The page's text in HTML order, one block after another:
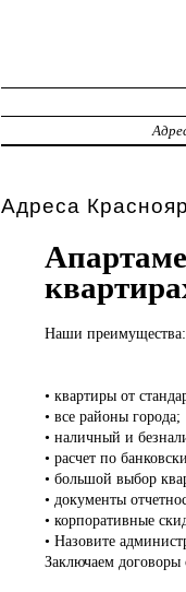
Адреса
Наши преимущества:
• квартиры от
• все районы города;
• наличный и
• расчет по
• большой выбор
• документы
• корпоративные
• Назовите
Заключаем договоры